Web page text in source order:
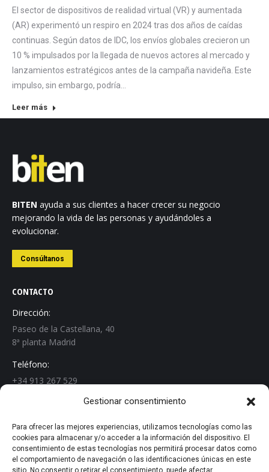
Gestionar consentimiento
Para ofrecer las mejores experiencias, utilizamos tecnologías como las
cookies para almacenar y/o acceder a la información del dispositivo. El
consentimiento de estas tecnologías nos permitirá procesar datos como
el comportamiento de navegación o las identificaciones únicas en este
sitio. No consentir o retirar el consentimiento, puede afectar
El sector de dispositivos de realidad virtual (VR) y aumentada
(AR) experimentó un respiro en 2024 tras dos años de caídas
continuas. Según datos de IDC, los envíos globales crecieron un
10 % impulsados por la llegada de nuevos actores al mercado y
lanzamientos estratégicos antes de la campaña navideña. Este
impulso, sin embargo, podría…
Leer más
BITEN ayuda a sus clientes a hacer crecer su negocio
mejorando la vida de las personas y ayudándoles a
evolucionar.
Consúltanos
CONTACTO
Dirección:
Paseo de la Castellana, 40
8ª planta Madrid
Teléfono:
+34 913 267 529
Encuéntranos en:
Linkedin
page